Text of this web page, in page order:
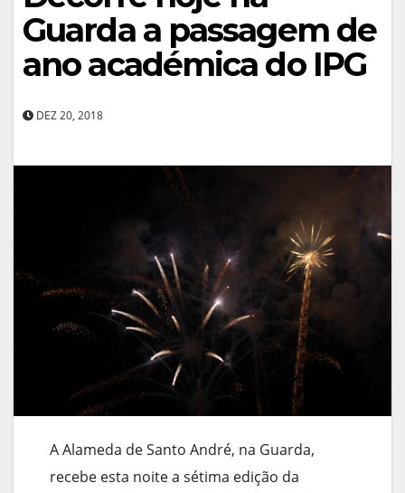
Guarda a passagem de
ano académica do IPG
DEZ 20, 2018
A Alameda de Santo André, na Guarda,
recebe esta noite a sétima edição da